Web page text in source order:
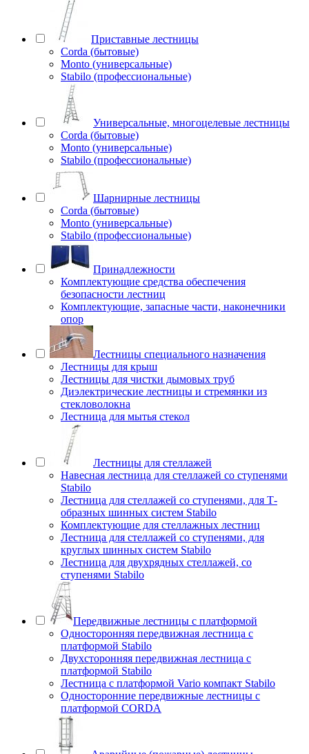
Приставные лестницы
Corda (бытовые)
Monto (универсальные)
Stabilo (профессиональные)
Универсальные, многоцелевые лестницы
Corda (бытовые)
Monto (универсальные)
Stabilo (профессиональные)
Шарнирные лестницы
Corda (бытовые)
Monto (универсальные)
Stabilo (профессиональные)
Принадлежности
Комплектующие средства обеспечения
безопасности лестниц
Комплектующие, запасные части, наконечники
опор
Лестницы специального назначения
Лестницы для крыш
Лестницы для чистки дымовых труб
Диэлектрические лестницы и стремянки из
стекловолокна
Лестница для мытья стекол
Лестницы для стеллажей
Навесная лестница для стеллажей со ступенями
Stabilo
Лестница для стеллажей со ступенями, для Т-
образных шинных систем Stabilo
Комплектующие для стеллажных лестниц
Лестница для стеллажей со ступенями, для
круглых шинных систем Stabilo
Лестница для двухрядных стеллажей, со
ступенями Stabilo
Передвижные лестницы с платформой
Односторонняя передвижная лестница с
платформой Stabilo
Двухсторонняя передвижная лестница с
платформой Stabilo
Лестница с платформой Vario компакт Stabilo
Односторонние передвижные лестницы с
платформой CORDA